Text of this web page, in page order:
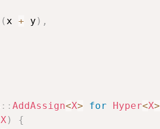
(x + y ) ,
:: AddAssign<X> for Hyper<X>
X)
{